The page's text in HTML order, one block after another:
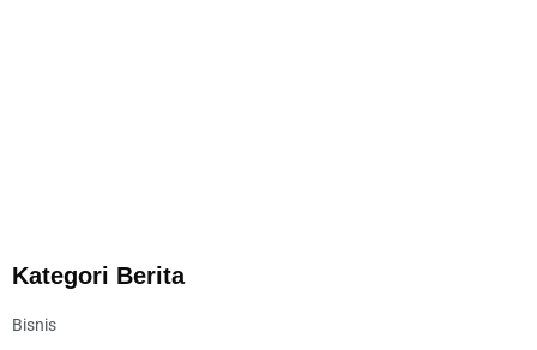
Kategori Berita
Bisnis